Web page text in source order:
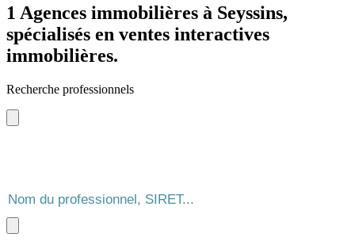
1 Agences immobilières à Seyssins,
spécialisés en ventes interactives
immobilières.
Recherche professionnels